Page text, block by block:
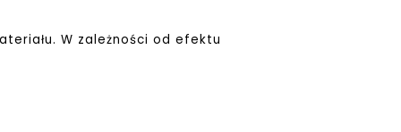
W zależności od efektu